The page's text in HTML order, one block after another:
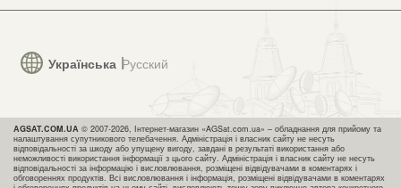
Українська Русский
AGSAT.COM.UA © 2007-2026, Інтернет-магазин «AGSat.com.ua» – обладнання для прийому та
налаштування супутникового телебачення. Адміністрація і власник сайту не несуть
відповідальності за шкоду або упущену вигоду, завдані в результаті використання або
неможливості використання інформації з цього сайту. Адміністрація і власник сайту не несуть
відповідальності за інформацію і висловлювання, розміщені відвідувачами в коментарях і
обговореннях продуктів. Всі висловлювання і інформація, розміщені відвідувачами в коментарях